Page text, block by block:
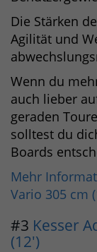
Die Stärken
Agilität und
Wenn du
auch lieber
geraden
solltest du
Boards
Mehr
Vario 305 cm
#3 Kesser
(12′)